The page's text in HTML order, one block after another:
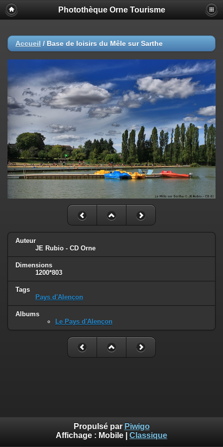
Photothèque Orne Tourisme
Accueil / Base de loisirs du Mêle sur Sarthe
Auteur
JE Rubio - CD Orne
Dimensions
1200*803
Tags
Pays d'Alençon
Albums
Le Pays d'Alençon
Propulsé par Piwigo
Affichage : Mobile Classique